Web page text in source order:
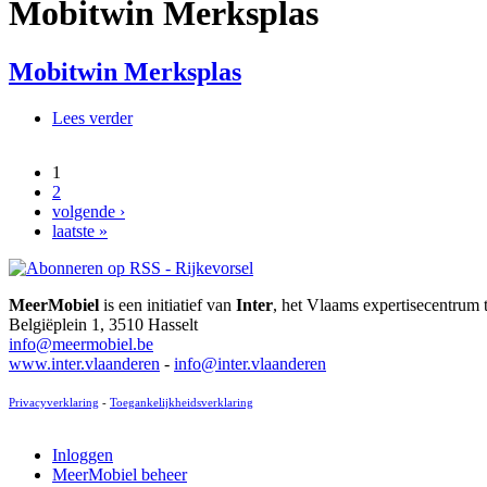
Mobitwin Merksplas
Mobitwin Merksplas
Lees verderover Mobitwin Merksplas
Pagina's
1
2
volgende ›
laatste »
MeerMobiel is een initiatief van Inter, het Vlaams expertisecentrum
Belgiëplein 1, 3510 Hasselt
info@meermobiel.be
www.inter.vlaanderen - info@inter.vlaanderen
Privacyverklaring - Toegankelijkheidsverklaring
Inloggen
MeerMobiel beheer